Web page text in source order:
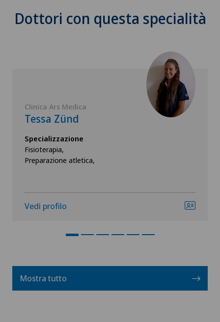
Dottori con questa specialità
Clinica Ars Medica
Tessa Zünd
Specializzazione
Fisioterapia,
Preparazione atletica,
Vedi profilo
Mostra tutto